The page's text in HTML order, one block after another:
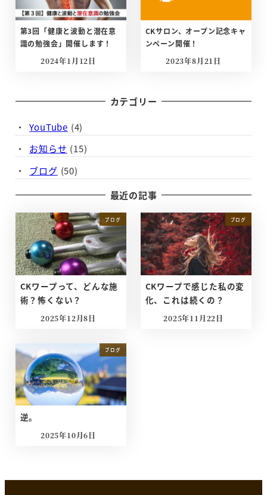
第3回「健康と波動と潜在意
識の勉強会」開催します！
投稿日
2024年1月12日
CKサロン、オープン記念キャ
ンペーン開催！
投稿日
2023年8月21日
カテゴリー
YouTube (4)
お知らせ (15)
ブログ (50)
最近の記事
ブログ
CKワープって、どんな施
術？怖くない？
投稿日
2025年12月8日
ブログ
CKワープで感じた私の変
化、これは続くの？
投稿日
2025年11月22日
ブログ
逆。
投稿日
2025年10月6日